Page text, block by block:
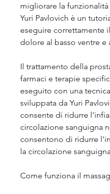
migliorare la
Yuri Pavlovich è un
eseguire correttamente
Il trattamento della
farmaci e terapie
eseguito con una
sviluppata da Yuri
consente di ridurre
circolazione sanguigna
consentono di ridurre
la circolazione
Come funziona il